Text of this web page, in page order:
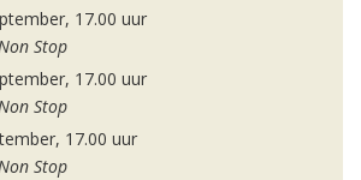
17.00 uur
Stop
17.00 uur
Stop
17.00 uur
Stop